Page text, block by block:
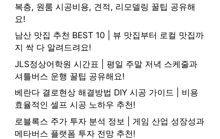
복층, 원룸 시공비용, 견적, 리모델링 꿀팁 공유해
요!
남산 맛집 추천 BEST 10 | 뷰 맛집부터 로컬 맛집까
지 싹 다 알려드려요!
JLS정상어학원 시간표 | 평일 주말 저녁 스케줄과
셔틀버스 운행 꿀팁 공유해요!
베란다 결로현상 해결방법 DIY 시공 가이드 | 비용
효율적인 셀프 시공 노하우 추천!
로블록스 주가 투자 분석 정보 | 게임 산업 성장성과
메타버스 플랫폼 투자 전망 추천!